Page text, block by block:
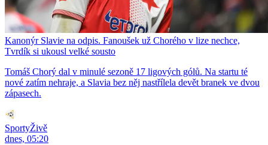
Kanonýr Slavie na odpis. Fanoušek už Chorého v lize nechce,
Tvrdík si ukousl velké sousto
Tomáš Chorý dal v minulé sezoně 17 ligových gólů. Na startu té
nové zatím nehraje, a Slavia bez něj nastřílela devět branek ve dvou
zápasech.
SportyŽivě
dnes, 05:20